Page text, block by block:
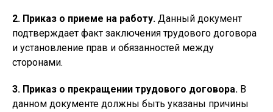
2. Приказ о приеме на работу. Данный документ
подтверждает факт заключения трудового договора
и установление прав и обязанностей между
сторонами.
3. Приказ о прекращении трудового договора. В
данном документе должны быть указаны причины